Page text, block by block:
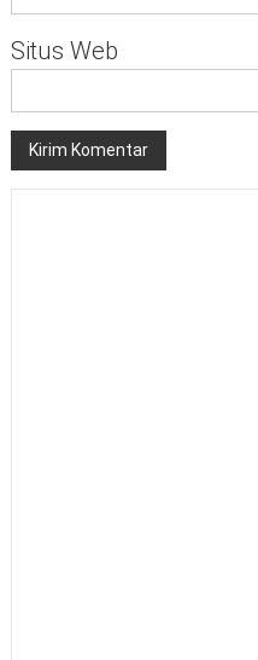
Situs Web